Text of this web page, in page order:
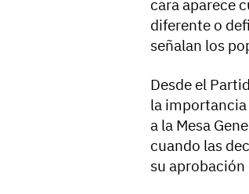
cara aparece
diferente o
señalan los
Desde el
la
a la Mesa
cuando las
su